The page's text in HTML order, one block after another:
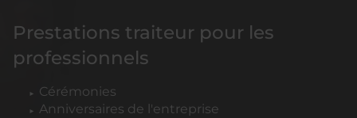
Prestations traiteur pour les
professionnels
Cérémonies
Anniversaires de l'entreprise